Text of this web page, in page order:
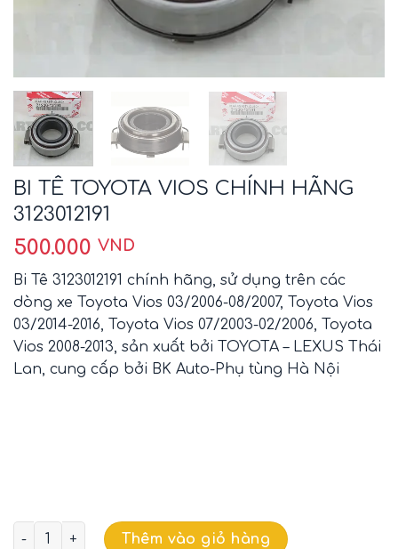
BI TÊ TOYOTA VIOS CHÍNH HÃNG
3123012191
500.000 VND
Bi Tê 3123012191 chính hãng, sử dụng trên các
dòng xe Toyota Vios 03/2006-08/2007, Toyota Vios
03/2014-2016, Toyota Vios 07/2003-02/2006, Toyota
Vios 2008-2013, sản xuất bởi TOYOTA – LEXUS Thái
Lan, cung cấp bởi BK Auto-Phụ tùng Hà Nội
BI TÊ TOYOTA VIOS CHÍNH HÃNG 3123012191 số lượng
Thêm vào giỏ hàng